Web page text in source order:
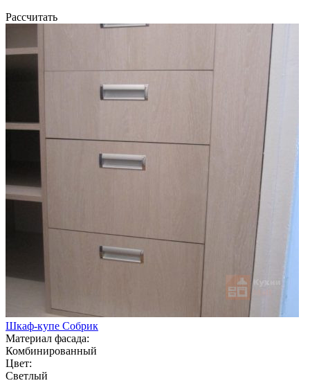
Рассчитать
Шкаф-купе Собрик
Материал фасада:
Комбинированный
Цвет:
Светлый